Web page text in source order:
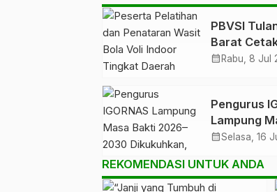
PBVSI
Barat
Daerah
Lampung
calendar_month Rabu, 8 Jul
Pengurus
Lampung
2026–2030
Perkuat
Prestasi
calendar_monthSelasa, 16
REKOMENDASI UNTUK ANDA